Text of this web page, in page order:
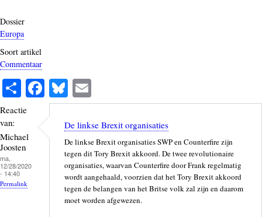
Dossier
Europa
Soort artikel
Commentaar
S
ha
Fa
ce
bo
ok
Bl
ue
sk
y
m
ail
Reactie
van:
Michael
Joosten
ma,
12/28/2020
- 14:40
Permalink
De linkse Brexit organisaties
De linkse Brexit organisaties SWP en Counterfire zijn
tegen dit Tory Brexit akkoord. De twee revolutionaire
organisaties, waarvan Counterfire door Frank regelmatig
wordt aangehaald, voorzien dat het Tory Brexit akkoord
tegen de belangen van het Britse volk zal zijn en daarom
moet worden afgewezen.